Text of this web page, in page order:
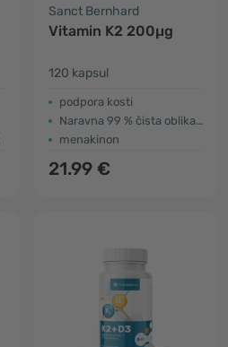
Sanct Bernhard
Vitamin K2 200µg
120 kapsul
podpora kosti
Naravna 99 % čista oblika MK-7
menakinon
21.99 €